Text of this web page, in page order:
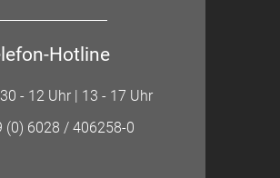
Hotline
- 12 Uhr | 13 - 17 Uhr
(0) 6028 / 406258-0